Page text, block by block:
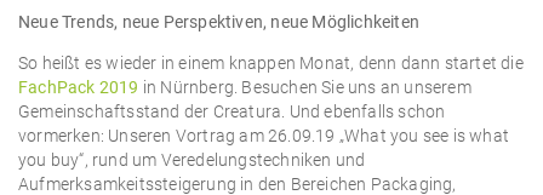
Neue Trends, neue Perspektiven, neue Möglichkeiten
So heißt es wieder in einem knappen Monat, denn dann startet die
FachPack 2019 in Nürnberg. Besuchen Sie uns an unserem
Gemeinschaftsstand der Creatura. Und ebenfalls schon
vormerken: Unseren Vortrag am 26.09.19 „What you see is what
you buy“, rund um Veredelungstechniken und
Aufmerksamkeitssteigerung in den Bereichen Packaging,